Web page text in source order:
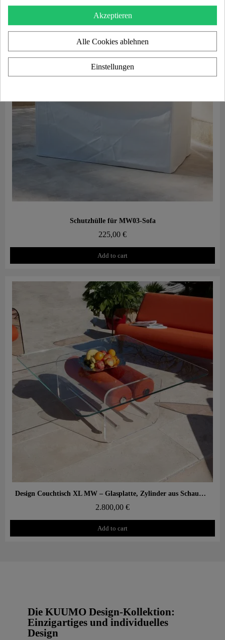
Aperçu rapide
Schutzhülle für MW03-Sofa
225,00 €
Add to cart
Aperçu rapide Design Couchtisch XL MW – Glasplatte, Zylinder aus Schaumstoff mit Wabenstruktur
2.800,00 €
Add to cart
Die KUUMO Design-Kollektion:
Einzigartiges und individuelles
Design
Akzeptieren
Alle Cookies ablehnen
Einstellungen